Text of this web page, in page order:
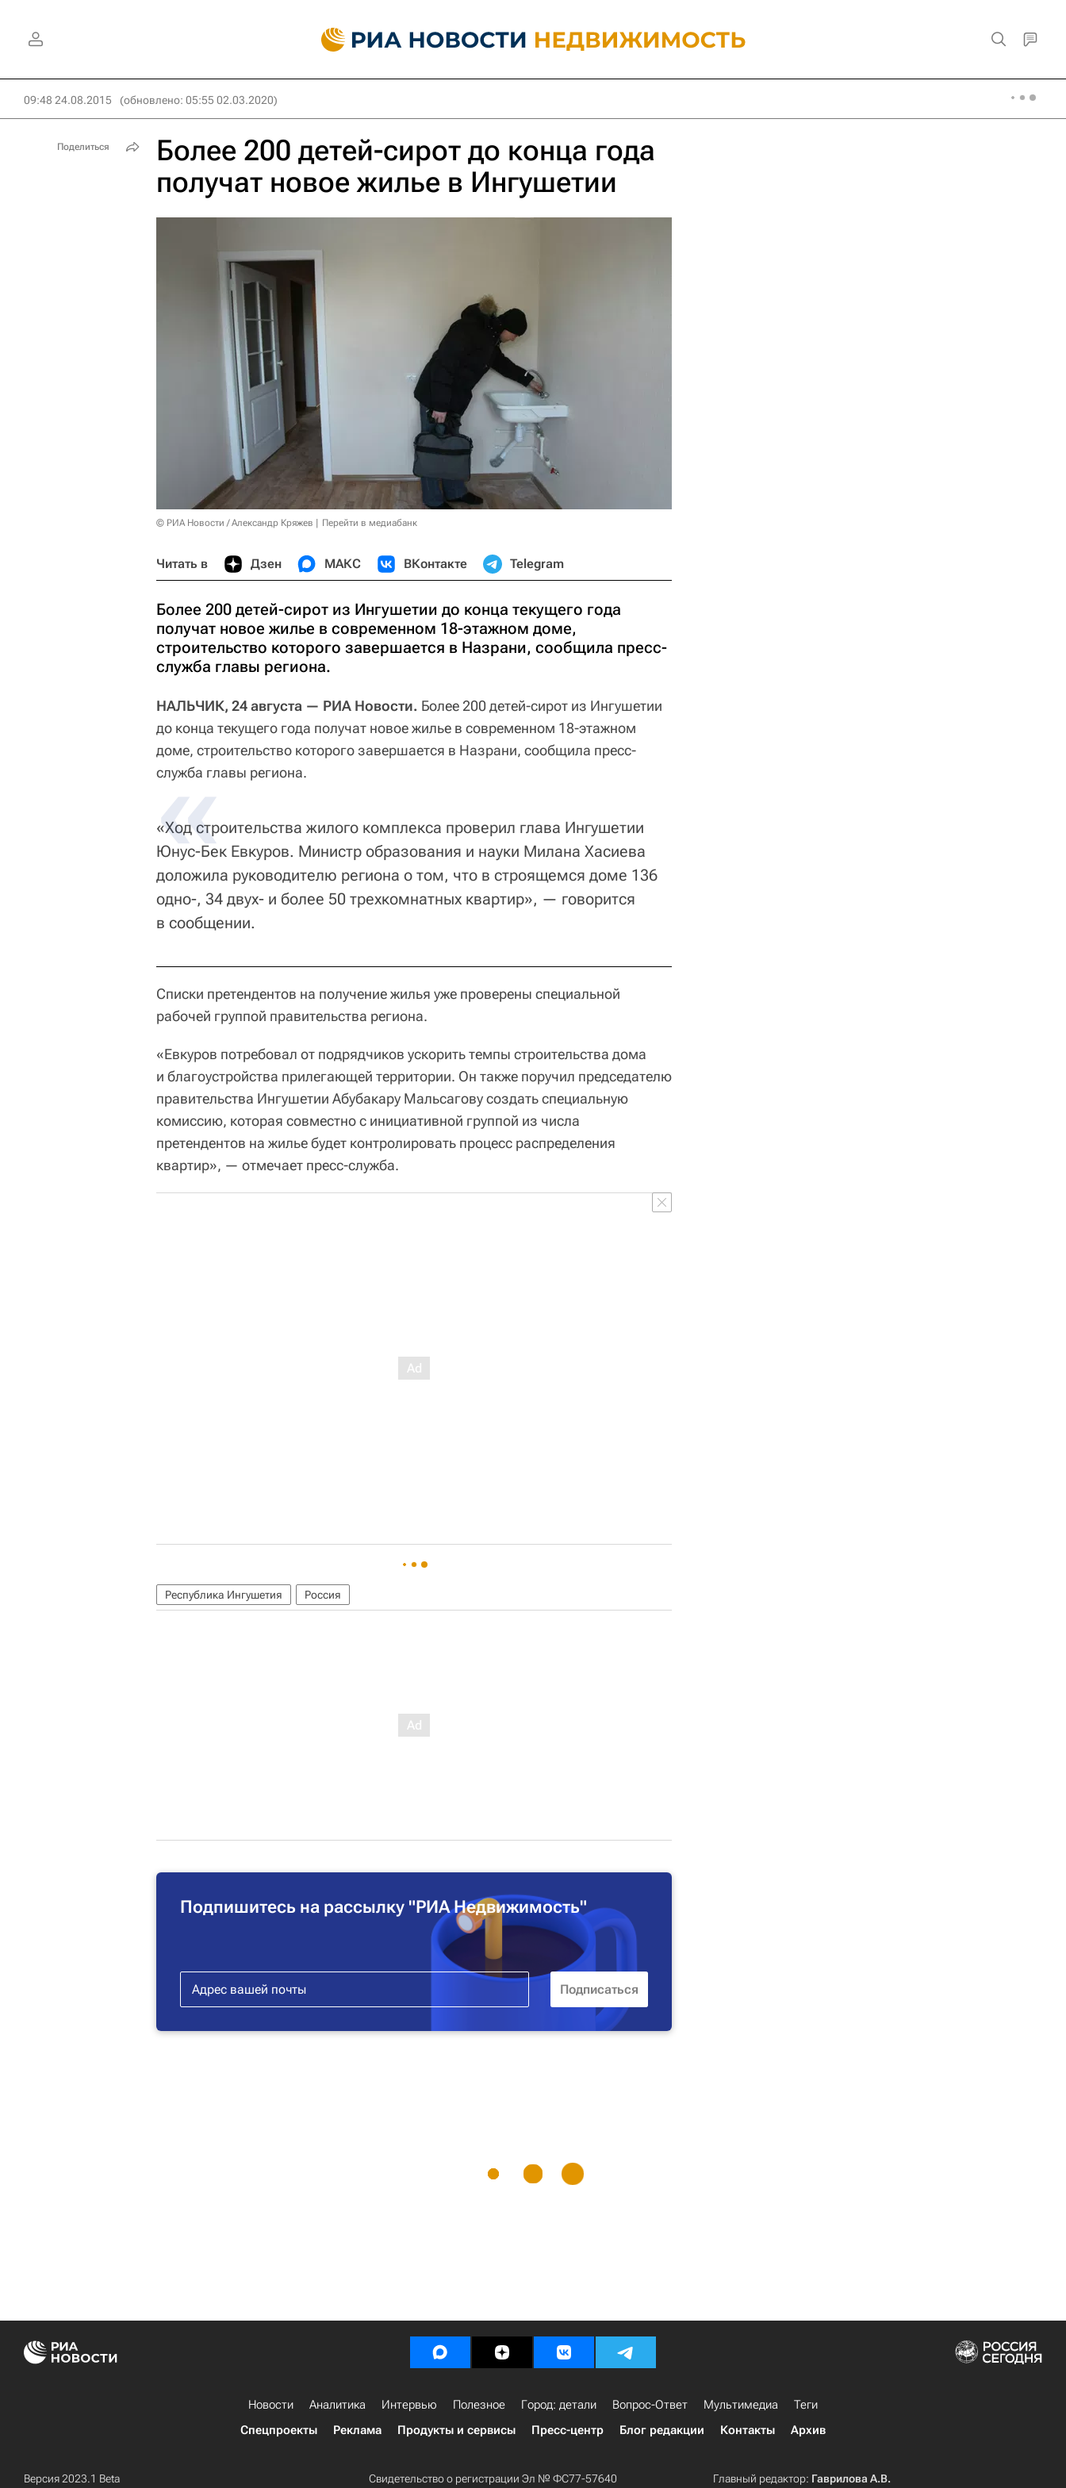
09:48 24.08.2015 (обновлено: 05:55 02.03.2020)
Более 200 детей-сирот до конца года
получат новое жилье в Ингушетии
© РИА Новости / Александр Кряжев Перейти в медиабанк
Читать в Дзен МАКС ВКонтакте Telegram
Более 200 детей-сирот из Ингушетии до конца текущего года
получат новое жилье в современном 18-этажном доме,
строительство которого завершается в Назрани, сообщила пресс-
служба главы региона.
НАЛЬЧИК, 24 августа — РИА Новости. Более 200 детей-сирот из Ингушетии
до конца текущего года получат новое жилье в современном 18-этажном
доме, строительство которого завершается в Назрани, сообщила пресс-
служба главы региона.
«Ход строительства жилого комплекса проверил глава Ингушетии
Юнус-Бек Евкуров. Министр образования и науки Милана Хасиева
доложила руководителю региона о том, что в строящемся доме 136
одно-, 34 двух- и более 50 трехкомнатных квартир», — говорится
в сообщении.
Списки претендентов на получение жилья уже проверены специальной
рабочей группой правительства региона.
«Евкуров потребовал от подрядчиков ускорить темпы строительства дома
и благоустройства прилегающей территории. Он также поручил председателю
правительства Ингушетии Абубакару Мальсагову создать специальную
комиссию, которая совместно с инициативной группой из числа
претендентов на жилье будет контролировать процесс распределения
квартир», — отмечает пресс-служба.
Республика Ингушетия Россия
Подпишитесь на рассылку "РИА Недвижимость"
Поделиться
Новости Аналитика Интервью Полезное Город: детали Вопрос-Ответ Мультимедиа
Теги
Спецпроекты
Реклама Продукты и сервисы Пресс-центр Блог редакции Контакты Архив
Версия 2023.1 Beta Свидетельство о регистрации Эл № ФС77-57640 Главный редактор: Гаврилова А.В.